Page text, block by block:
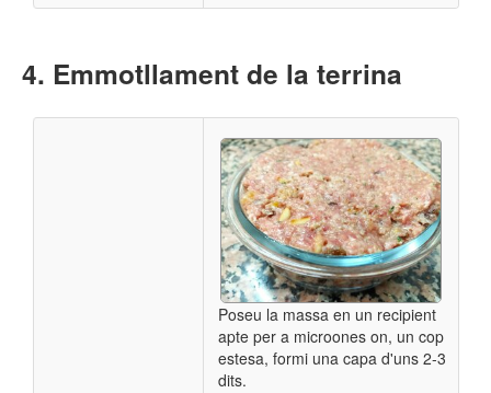
Emmotllament de la terrina
Poseu la massa en un recipient
apte per a microones on, un cop
estesa, formi una capa d'uns 2-3
dits.